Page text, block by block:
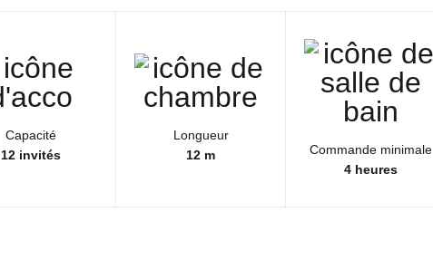
Capacité
12 invités
Longueur
12 m
Commande minimale
4 heures